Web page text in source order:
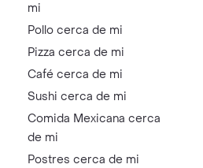
mi
Pollo cerca de mi
Pizza cerca de mi
Café cerca de mi
Sushi cerca de mi
Comida Mexicana cerca
de mi
Postres cerca de mi